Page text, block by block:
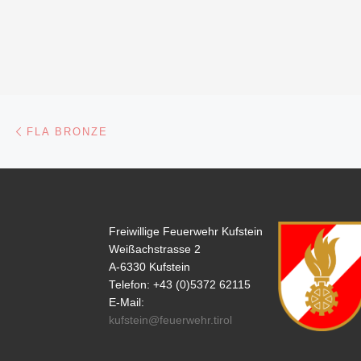
Beitragsnavigation
FLA BRONZE
Freiwillige Feuerwehr Kufstein
Weißachstrasse 2
A-6330 Kufstein
Telefon: +43 (0)5372 62115
E-Mail:
kufstein@feuerwehr.tirol